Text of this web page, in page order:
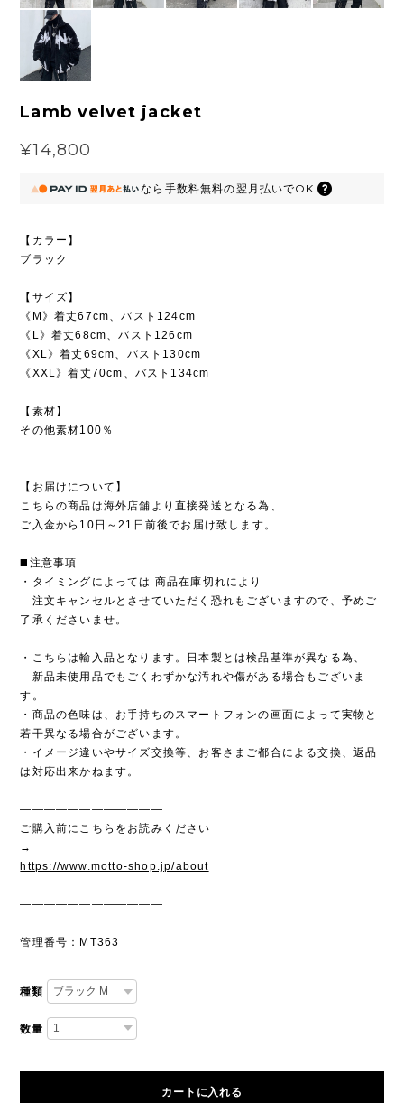
Lamb velvet jacket
¥14,800
なら 手数料無料の翌月払いでOK
【カラー】
ブラック
【サイズ】
《M》着丈67cm、バスト124cm
《L》着丈68cm、バスト126cm
《XL》着丈69cm、バスト130cm
《XXL》着丈70cm、バスト134cm
【素材】
その他素材100％
【お届けについて】
こちらの商品は海外店舗より直接発送となる為、
ご入金から10日～21日前後でお届け致します。
◼️注意事項
・タイミングによっては 商品在庫切れにより
注文キャンセルとさせていただく恐れもございますので、予めご
了承くださいませ。
・こちらは輸入品となります。日本製とは検品基準が異なる為、
新品未使用品でもごくわずかな汚れや傷がある場合もございま
す。
・商品の色味は、お手持ちのスマートフォンの画面によって実物と
若干異なる場合がございます。
・イメージ違いやサイズ交換等、お客さまご都合による交換、返品
は対応出来かねます。
————————————
ご購入前にこちらをお読みください
→
https://www.motto-shop.jp/about
————————————
管理番号：MT363
種類
数量
カートに入れる